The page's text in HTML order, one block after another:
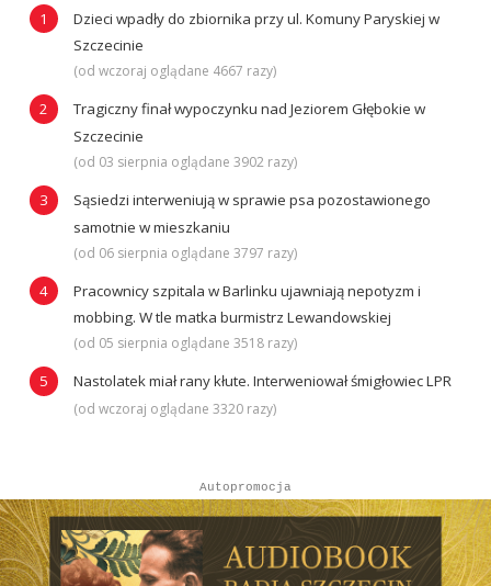
Dzieci wpadły do zbiornika przy ul. Komuny Paryskiej w
Szczecinie
(od wczoraj oglądane 4667 razy)
Tragiczny finał wypoczynku nad Jeziorem Głębokie w
Szczecinie
(od 03 sierpnia oglądane 3902 razy)
Sąsiedzi interweniują w sprawie psa pozostawionego
samotnie w mieszkaniu
(od 06 sierpnia oglądane 3797 razy)
Pracownicy szpitala w Barlinku ujawniają nepotyzm i
mobbing. W tle matka burmistrz Lewandowskiej
(od 05 sierpnia oglądane 3518 razy)
Nastolatek miał rany kłute. Interweniował śmigłowiec LPR
(od wczoraj oglądane 3320 razy)
Autopromocja